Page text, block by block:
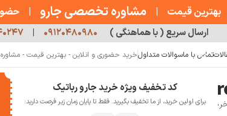
کد تخفیف ویژه خرید جارو رباتیک
برای اولین خرید، از ما تخفیف بگیرید. فقط تا پایان زمان زیر فرصت دارید:
تماس با ماسوالات متداولخرید حضوری و انلاین - بهترین قیمت -
خانه جارو
بهترین قیمت | مشاوره تخصصی جارو |
ارسال سریع ( با هماهنگی ) ۰۹۱۲۰۴۸۰۹۸۰ |